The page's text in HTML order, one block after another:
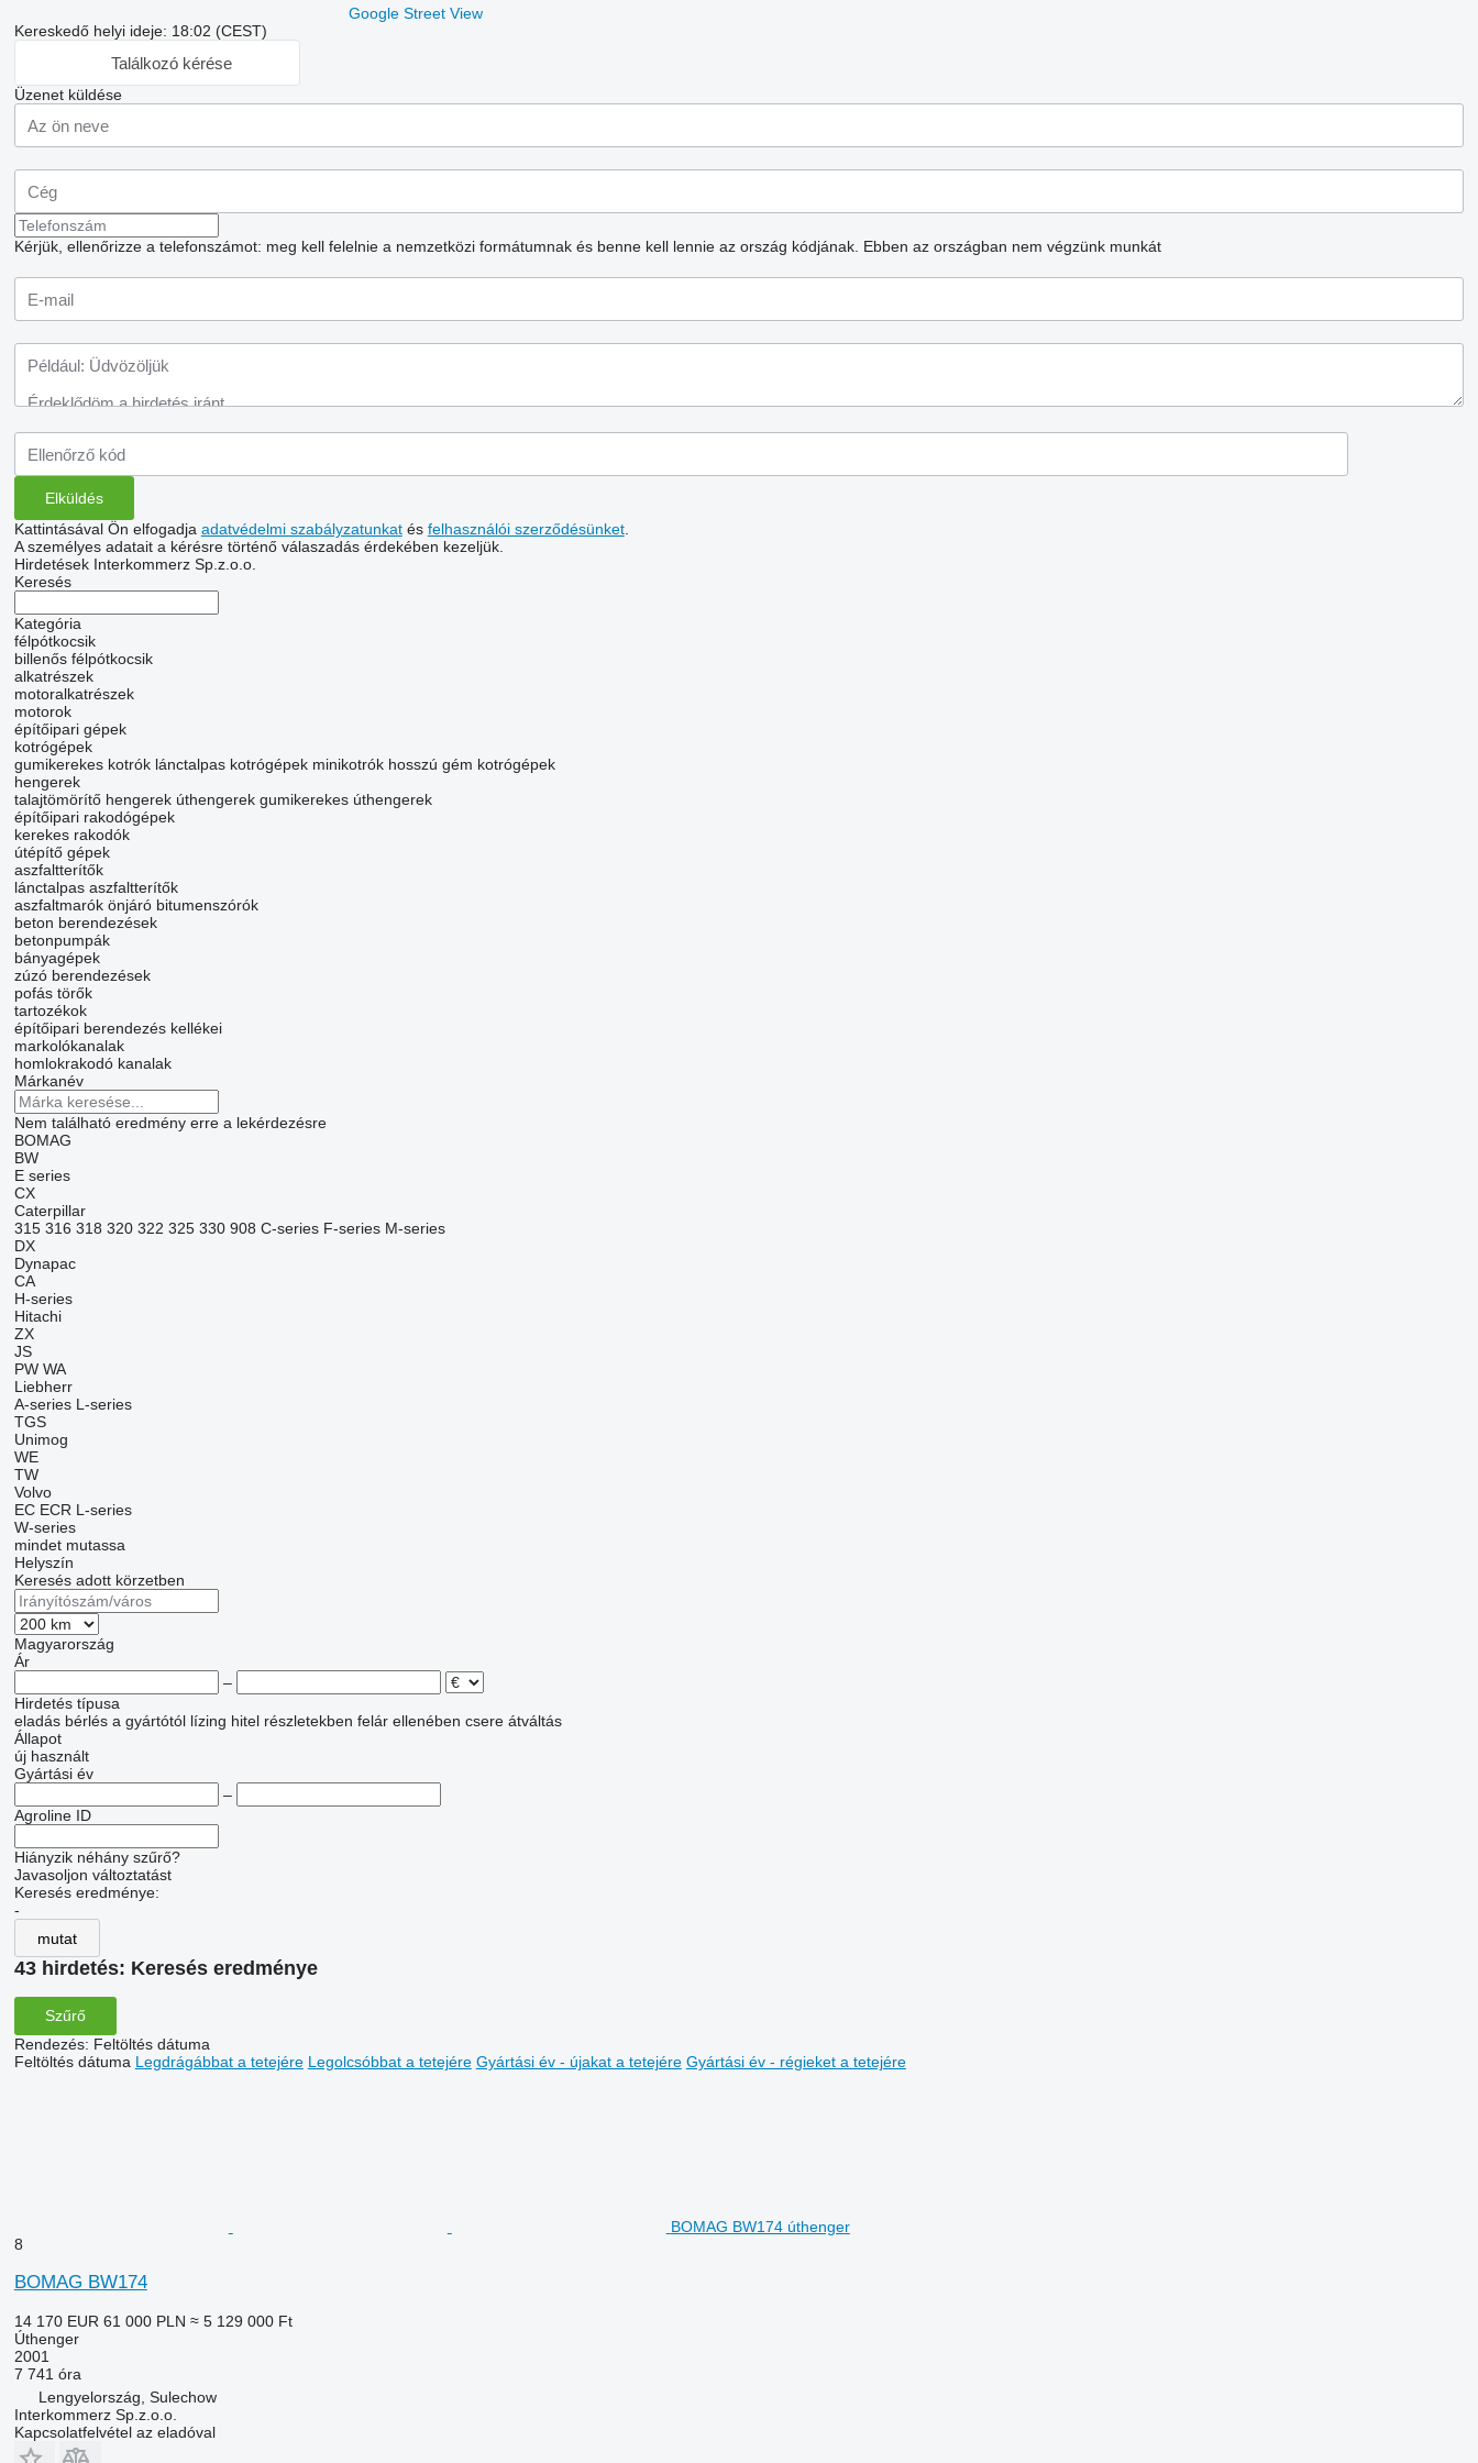
Google Street View
Kereskedő helyi ideje: 18:02 (CEST)
Találkozó kérése
Üzenet küldése
Kérjük, ellenőrizze a telefonszámot: meg kell felelnie a nemzetközi formátumnak és benne kell lennie az ország kódjának. Ebben az országban nem végzünk munkát
Kattintásával Ön elfogadja adatvédelmi szabályzatunkatés felhasználói szerződésünket.
A személyes adatait a kérésre történő válaszadás érdekében kezeljük.
Hirdetések Interkommerz Sp.z.o.o.
Keresés
Kategória
félpótkocsik
billenős félpótkocsik
alkatrészek
motoralkatrészek
motorok
építőipari gépek
kotrógépek
gumikerekes kotrók lánctalpas kotrógépek minikotrók hosszú gém kotrógépek
hengerek
talajtömörítő hengerek úthengerek gumikerekes úthengerek
építőipari rakodógépek
kerekes rakodók
útépítő gépek
aszfaltterítők
lánctalpas aszfaltterítők
aszfaltmarók önjáró bitumenszórók
beton berendezések
betonpumpák
bányagépek
zúzó berendezések
pofás törők
tartozékok
építőipari berendezés kellékei
markolókanalak
homlokrakodó kanalak
Márkanév
Nem található eredmény erre a lekérdezésre
BOMAG
BW
E series
CX
Caterpillar
315 316 318 320 322 325 330 908 C-series F-series M-series
DX
Dynapac
CA
H-series
Hitachi
ZX
JS
PW WA
Liebherr
A-series L-series
TGS
Unimog
WE
TW
Volvo
EC ECR L-series
W-series
mindet mutassa
Helyszín
Keresés adott körzetben
Magyarország
Ár
–
Hirdetés típusa
eladás bérlés a gyártótól lízing hitel részletekben felár ellenében csere átváltás
Állapot
új használt
Gyártási év
–
Agroline ID
Hiányzik néhány szűrő?
Javasoljon változtatást
Keresés eredménye:
-
mutat
43 hirdetés: Keresés eredménye
Szűrő
Rendezés: Feltöltés dátuma
Feltöltés dátuma Legdrágábbat a tetejére Legolcsóbbat a tetejére Gyártási év - újakat a tetejére Gyártási év - régieket a tetejére
BOMAG BW174 úthenger
8
BOMAG BW174
14 170 EUR 61 000 PLN ≈ 5 129 000 Ft
Úthenger
2001
7 741 óra
Lengyelország, Sulechow
Interkommerz Sp.z.o.o.
Kapcsolatfelvétel az eladóval